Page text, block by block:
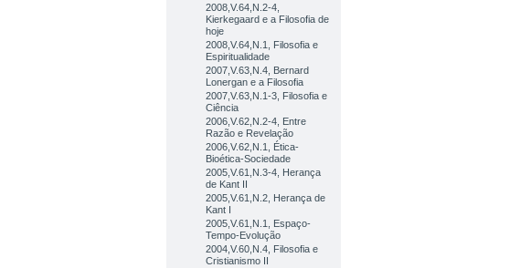
2008,V.64,N.2-4,
Kierkegaard e a Filosofia de
hoje
2008,V.64,N.1, Filosofia e
Espiritualidade
2007,V.63,N.4, Bernard
Lonergan e a Filosofia
2007,V.63,N.1-3, Filosofia e
Ciência
2006,V.62,N.2-4, Entre
Razão e Revelação
2006,V.62,N.1, Ética-
Bioética-Sociedade
2005,V.61,N.3-4, Herança
de Kant II
2005,V.61,N.2, Herança de
Kant I
2005,V.61,N.1, Espaço-
Tempo-Evolução
2004,V.60,N.4, Filosofia e
Cristianismo II